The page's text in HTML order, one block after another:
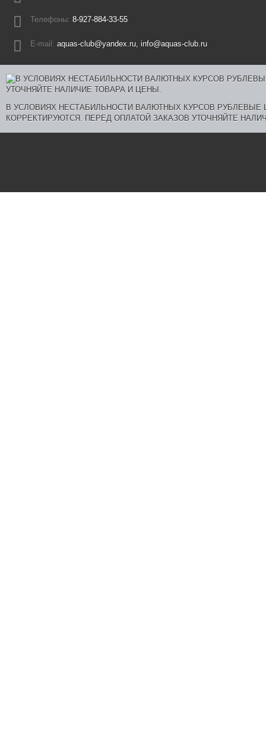
Телефоны: 8-927-884-33-55
E-mail: aquas-club@yandex.ru, info@aquas-club.ru
В УСЛОВИЯХ НЕСТАБИЛЬНОСТИ ВАЛЮТНЫХ КУРСОВ
КОРРЕКТИРУЮТСЯ. ПЕРЕД ОПЛАТОЙ ЗАКАЗОВ УТОЧНЯЙТЕ